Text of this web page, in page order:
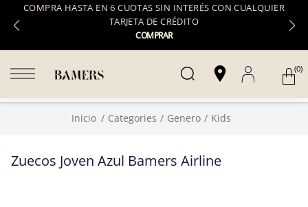
COMPRA HASTA EN 6 CUOTAS SIN INTERÉS CON CUALQUIER
TARJETA DE CRÉDITO
COMPRAR
(0)
Inicio Categories Genero Kids
Zuecos Joven Azul Bamers Airline